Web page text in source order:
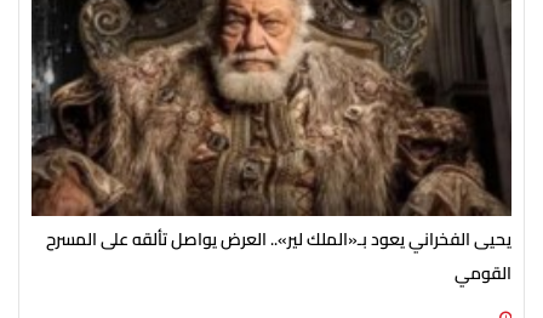
يحيى الفخراني يعود بـ«الملك لير».. العرض يواصل تألقه على المسرح
القومي